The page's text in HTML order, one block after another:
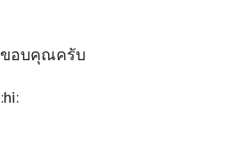
ขอบคุณครับ
:hi: